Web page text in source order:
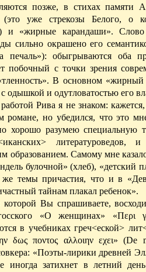
позже, в стихах памяти
(это уже стрекозы Белого, о
и «жирные карандаши».
сильно окрашено его
печаль»): обыгрываются оба
побочный с точки зрения
В основном
одышкой и одутловатостью его
Рива я не знаком:
романе, но убедился, что это
хорошо разумею специальную
иканских> литературоведов,
образованием. Самому мне
булочной» (хлеб), «детский
темы причастия, что и в
тайнам плакал ребенок».
Вы спрашиваете,
«О женщинах» «Περι
в учебникахгреч<еской>
δως ποντος αλλοιην εχει» (De
«Поэты-лирики древней
иногда затихнет в летний